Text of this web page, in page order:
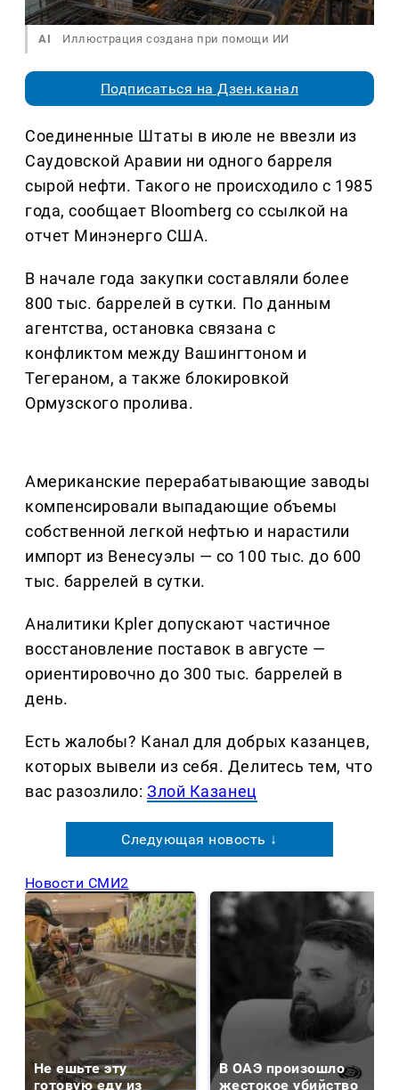
AI Иллюстрация создана при помощи ИИ
Подписаться на Дзен.канал
Соединенные Штаты в июле не ввезли из
Саудовской Аравии ни одного барреля
сырой нефти. Такого не происходило с 1985
года, сообщает Bloomberg со ссылкой на
отчет Минэнерго США.
В начале года закупки составляли более
800 тыс. баррелей в сутки. По данным
агентства, остановка связана с
конфликтом между Вашингтоном и
Тегераном, а также блокировкой
Ормузского пролива.
Американские перерабатывающие заводы
компенсировали выпадающие объемы
собственной легкой нефтью и нарастили
импорт из Венесуэлы — со 100 тыс. до 600
тыс. баррелей в сутки.
Аналитики Kpler допускают частичное
восстановление поставок в августе —
ориентировочно до 300 тыс. баррелей в
день.
Есть жалобы? Канал для добрых казанцев,
которых вывели из себя. Делитеcь тем, что
вас разозлило:Злой Казанец
Следующая новость ↓
Новости СМИ2
Не ешьте эту
готовую еду из
В ОАЭ произошло
жестокое убийство